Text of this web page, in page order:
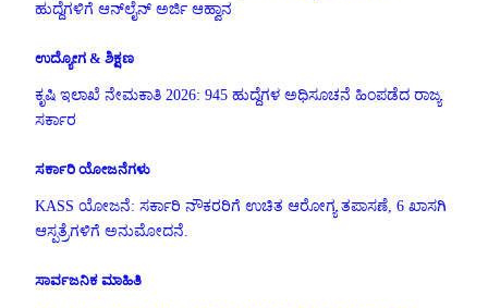
ಹುದ್ದೆಗಳಿಗೆ ಆನ್‌ಲೈನ್ ಅರ್ಜಿ ಆಹ್ವಾನ
ಉದ್ಯೋಗ & ಶಿಕ್ಷಣ
ಕೃಷಿ ಇಲಾಖೆ ನೇಮಕಾತಿ 2026: 945 ಹುದ್ದೆಗಳ ಅಧಿಸೂಚನೆ ಹಿಂಪಡೆದ ರಾಜ್ಯ
ಸರ್ಕಾರ
ಸರ್ಕಾರಿ ಯೋಜನೆಗಳು
KASS ಯೋಜನೆ: ಸರ್ಕಾರಿ ನೌಕರರಿಗೆ ಉಚಿತ ಆರೋಗ್ಯ ತಪಾಸಣೆ, 6 ಖಾಸಗಿ
ಆಸ್ಪತ್ರೆಗಳಿಗೆ ಅನುಮೋದನೆ.
ಸಾರ್ವಜನಿಕ ಮಾಹಿತಿ